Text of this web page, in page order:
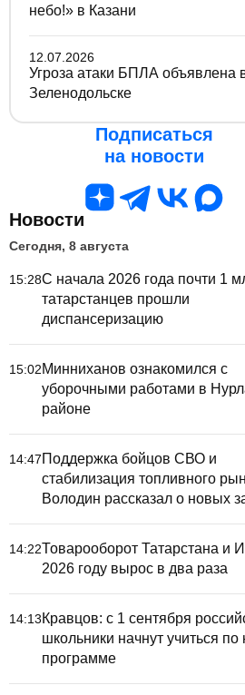
небо!» в Казани
12.07.2026
Угроза атаки БПЛА объявлена
Зеленодольске
Подписаться
на новости
Новости
Сегодня, 8 августа
15:28С начала 2026 года почти 1
татарстанцев прошли
диспансеризацию
15:02Минниханов ознакомился с
уборочными работами в
районе
14:47Поддержка бойцов СВО и
стабилизация топливного
Володин рассказал о новых
14:22Товарооборот Татарстана и
2026 году вырос в два раза
14:13Кравцов: с 1 сентября
школьники начнут учиться по
программе